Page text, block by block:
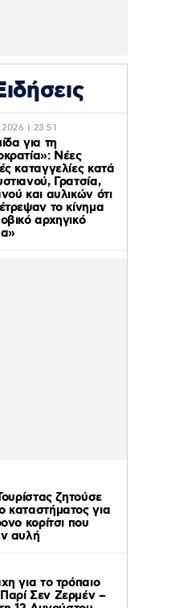
| 23:51
για τη
Νέες
καταγγελίες κατά
Γρατσία,
και αυλικών ότι
το κίνημα
αρχηγικό
ζητούσε
καταστήματος για
κορίτσι που
αυλή
για το τρόπαιο
Σεν Ζερμέν –